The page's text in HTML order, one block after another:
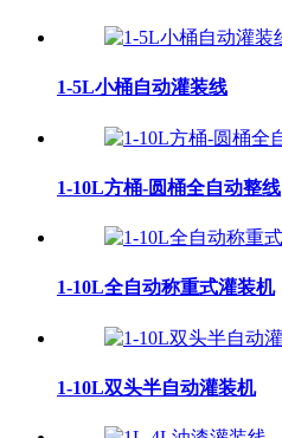
1-5L小桶自动灌装线
1-10L方桶-圆桶全自动整线
1-10L全自动称重式灌装机
1-10L双头半自动灌装机